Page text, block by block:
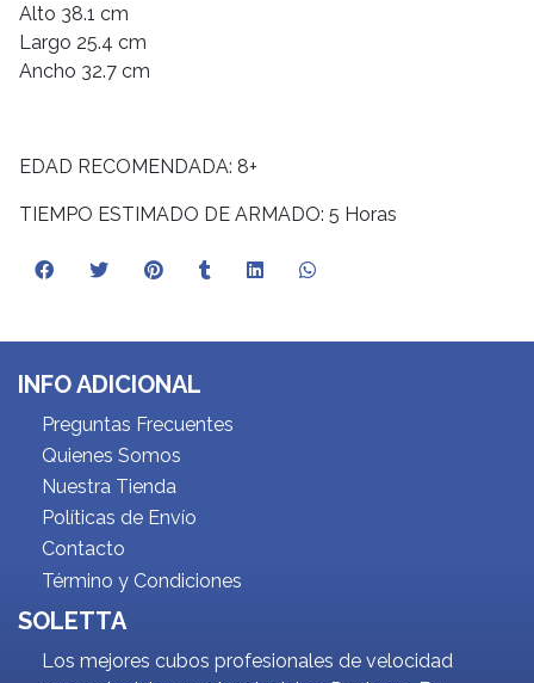
Alto 38.1 cm
Largo 25.4 cm
Ancho 32.7 cm
EDAD RECOMENDADA: 8+
TIEMPO ESTIMADO DE ARMADO: 5 Horas
INFO ADICIONAL
Preguntas Frecuentes
Quienes Somos
Nuestra Tienda
Políticas de Envío
Contacto
Término y Condiciones
SOLETTA
Los mejores cubos profesionales de velocidad